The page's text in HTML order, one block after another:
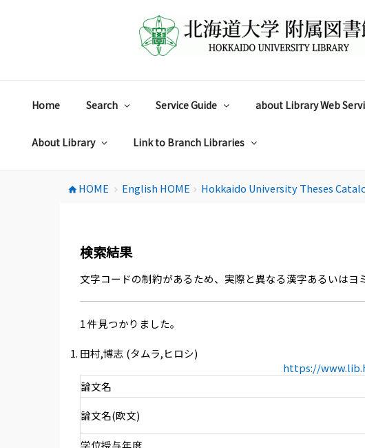
Home Search Service Guide about Library Web
About Library Link to Branch Libraries
home HOME chevron_right English HOME chevron_right Hokkaido University Theses
検索結果
文字コードの制約があるため、実際と異なる漢字あるいはヨ
1 件見つかりました。
田村,博志 (タムラ,ヒロシ)
https://
論文名
論文名(欧文)
学位授与年度